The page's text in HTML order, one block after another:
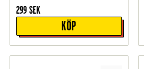
299 SEK
KÖP